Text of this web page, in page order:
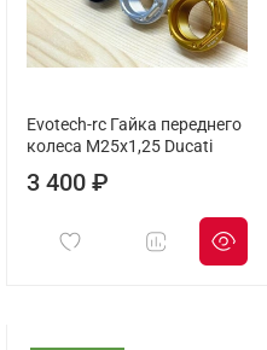
Evotech-rc Гайка переднего
колеса М25x1,25 Ducati
3 400 ₽